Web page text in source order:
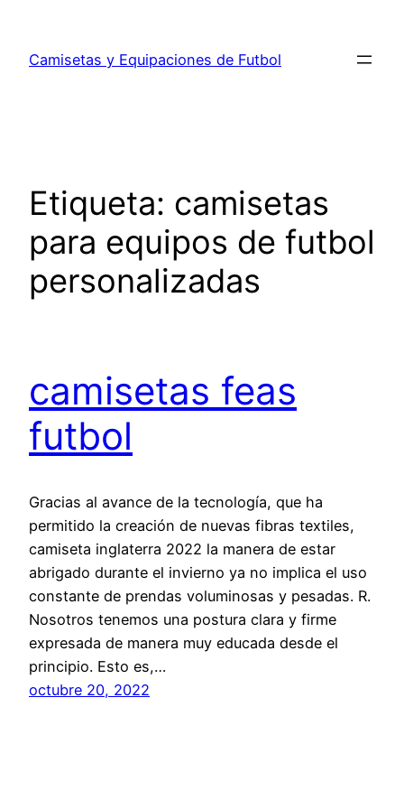
contenido
Camisetas y Equipaciones de Futbol
Etiqueta: camisetas
para equipos de futbol
personalizadas
camisetas feas
futbol
Gracias al avance de la tecnología, que ha
permitido la creación de nuevas fibras textiles,
camiseta inglaterra 2022 la manera de estar
abrigado durante el invierno ya no implica el uso
constante de prendas voluminosas y pesadas. R.
Nosotros tenemos una postura clara y firme
expresada de manera muy educada desde el
principio. Esto es,…
octubre 20, 2022